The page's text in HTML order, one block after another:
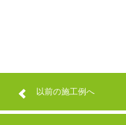
以前の施工例へ